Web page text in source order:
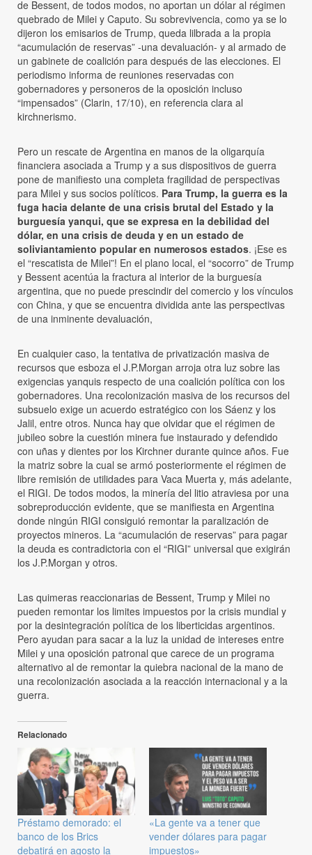
de Bessent, de todos modos, no aportan un dólar al régimen
quebrado de Milei y Caputo. Su sobrevivencia, como ya se lo
dijeron los emisarios de Trump, queda lilbrada a la propia
“acumulación de reservas” -una devaluación- y al armado de
un gabinete de coalición para después de las elecciones. El
periodismo informa de reuniones reservadas con
gobernadores y personeros de la oposición incluso
“impensados” (Clarin, 17/10), en referencia clara al
kirchnerismo.
Pero un rescate de Argentina en manos de la oligarquía
financiera asociada a Trump y a sus dispositivos de guerra
pone de manifiesto una completa fragilidad de perspectivas
para Milei y sus socios políticos. Para Trump, la guerra es la
fuga hacia delante de una crisis brutal del Estado y la
burguesía yanqui, que se expresa en la debilidad del
dólar, en una crisis de deuda y en un estado de
soliviantamiento popular en numerosos estados. ¡Ese es
el “rescatista de Milei”! En el plano local, el “socorro” de Trump
y Bessent acentúa la fractura al interior de la burguesía
argentina, que no puede prescindir del comercio y los vínculos
con China, y que se encuentra dividida ante las perspectivas
de una inminente devaluación,
En cualquier caso, la tentativa de privatización masiva de
recursos que esboza el J.P.Morgan arroja otra luz sobre las
exigencias yanquis respecto de una coalición política con los
gobernadores. Una recolonización masiva de los recursos del
subsuelo exige un acuerdo estratégico con los Sáenz y los
Jalil, entre otros. Nunca hay que olvidar que el régimen de
jubileo sobre la cuestión minera fue instaurado y defendido
con uñas y dientes por los Kirchner durante quince años. Fue
la matriz sobre la cual se armó posteriormente el régimen de
libre remisión de utilidades para Vaca Muerta y, más adelante,
el RIGI. De todos modos, la minería del litio atraviesa por una
sobreproducción evidente, que se manifiesta en Argentina
donde ningún RIGI consiguió remontar la paralización de
proyectos mineros. La “acumulación de reservas” para pagar
la deuda es contradictoria con el “RIGI” universal que exigirán
los J.P.Morgan y otros.
Las quimeras reaccionarias de Bessent, Trump y Milei no
pueden remontar los limites impuestos por la crisis mundial y
por la desintegración política de los liberticidas argentinos.
Pero ayudan para sacar a la luz la unidad de intereses entre
Milei y una oposición patronal que carece de un programa
alternativo al de remontar la quiebra nacional de la mano de
una recolonización asociada a la reacción internacional y a la
guerra.
Relacionado
Préstamo demorado: el
banco de los Brics
debatirá en agosto la
«La gente va a tener que
vender dólares para pagar
impuestos»